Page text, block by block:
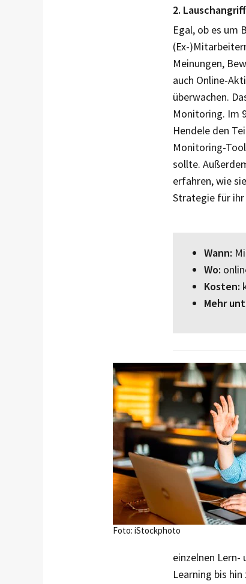
2.
Egal, ob es um
(Ex-
Meinungen,
auch Online-
überwachen.
Monitoring. Im
Hendele den
Monitoring-
sollte.
erfahren, wie
Strategie für
Wann:
Wo:
Kosten:
Mehr
Foto: iStockphoto
einzelnen
Learning bis